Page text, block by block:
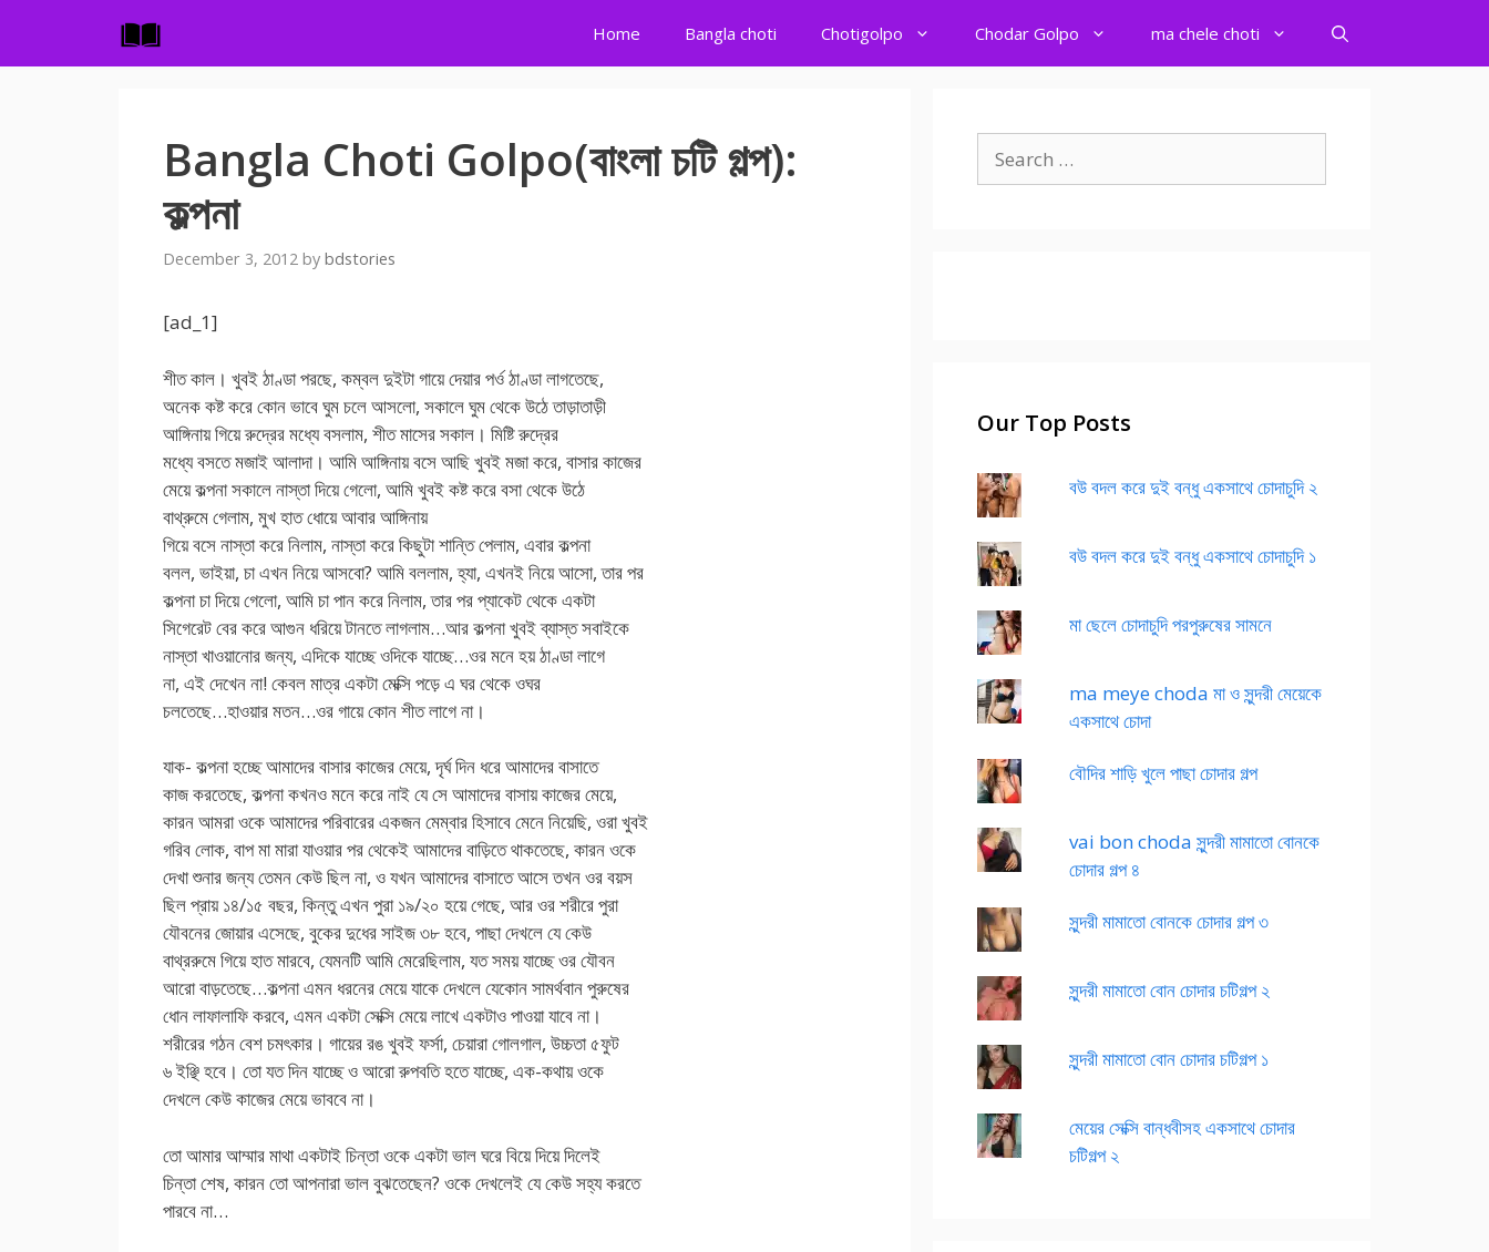
content
Home Bangla choti Chotigolpo Chodar Golpo ma chele choti
Bangla Choti Golpo(বাংলা চটি গল্প):
কল্পনা
December 3, 2012 by bdstories
[ad_1]
শীত কাল। খুবই ঠাণ্ডা পরছে, কম্বল দুইটা গায়ে দেয়ার পর্ও ঠাণ্ডা লাগতেছে,
অনেক কষ্ট করে কোন ভাবে ঘুম চলে আসলো, সকালে ঘুম থেকে উঠে তাড়াতাড়ী
আঙ্গিনায় গিয়ে রুদ্রের মধ্যে বসলাম, শীত মাসের সকাল। মিষ্টি রুদ্রের
মধ্যে বসতে মজাই আলাদা। আমি আঙ্গিনায় বসে আছি খুবই মজা করে, বাসার কাজের
মেয়ে কল্পনা সকালে নাস্তা দিয়ে গেলো, আমি খুবই কষ্ট করে বসা থেকে উঠে
বাথ্রুমে গেলাম, মুখ হাত ধোয়ে আবার আঙ্গিনায়
গিয়ে বসে নাস্তা করে নিলাম, নাস্তা করে কিছুটা শান্তি পেলাম, এবার কল্পনা
বলল, ভাইয়া, চা এখন নিয়ে আসবো? আমি বললাম, হ্যা, এখনই নিয়ে আসো, তার পর
কল্পনা চা দিয়ে গেলো, আমি চা পান করে নিলাম, তার পর প্যাকেট থেকে একটা
সিগেরেট বের করে আগুন ধরিয়ে টানতে লাগলাম…আর কল্পনা খুবই ব্যাস্ত সবাইকে
নাস্তা খাওয়ানোর জন্য, এদিকে যাচ্ছে ওদিকে যাচ্ছে…ওর মনে হয় ঠাণ্ডা লাগে
না, এই দেখেন না! কেবল মাত্র একটা মেক্সি পড়ে এ ঘর থেকে ওঘর
চলতেছে…হাওয়ার মতন…ওর গায়ে কোন শীত লাগে না।
যাক- কল্পনা হচ্ছে আমাদের বাসার কাজের মেয়ে, দৃর্ঘ দিন ধরে আমাদের বাসাতে
কাজ করতেছে, কল্পনা কখনও মনে করে নাই যে সে আমাদের বাসায় কাজের মেয়ে,
কারন আমরা ওকে আমাদের পরিবারের একজন মেম্বার হিসাবে মেনে নিয়েছি, ওরা খুবই
গরিব লোক, বাপ মা মারা যাওয়ার পর থেকেই আমাদের বাড়িতে থাকতেছে, কারন ওকে
দেখা শুনার জন্য তেমন কেউ ছিল না, ও যখন আমাদের বাসাতে আসে তখন ওর বয়স
ছিল প্রায় ১৪/১৫ বছর, কিন্তু এখন পুরা ১৯/২০ হয়ে গেছে, আর ওর শরীরে পুরা
যৌবনের জোয়ার এসেছে, বুকের দুধের সাইজ ৩৮ হবে, পাছা দেখলে যে কেউ
বাথ্ররুমে গিয়ে হাত মারবে, যেমনটি আমি মেরেছিলাম, যত সময় যাচ্ছে ওর যৌবন
আরো বাড়তেছে…কল্পনা এমন ধরনের মেয়ে যাকে দেখলে যেকোন সামর্থবান পুরুষের
ধোন লাফালাফি করবে, এমন একটা সেক্সি মেয়ে লাখে একটাও পাওয়া যাবে না।
শরীরের গঠন বেশ চমৎকার। গায়ের রঙ খুবই ফর্সা, চেয়ারা গোলগাল, উচ্চতা ৫ফুট
৬ ইঞ্ছি হবে। তো যত দিন যাচ্ছে ও আরো রুপবতি হতে যাচ্ছে, এক-কথায় ওকে
দেখলে কেউ কাজের মেয়ে ভাববে না।
তো আমার আম্মার মাথা একটাই চিন্তা ওকে একটা ভাল ঘরে বিয়ে দিয়ে দিলেই
চিন্তা শেষ, কারন তো আপনারা ভাল বুঝতেছেন? ওকে দেখলেই যে কেউ সহ্য করতে
পারবে না…
for:
Our Top Posts
বউ বদল করে দুই বন্ধু একসাথে চোদাচুদি ২
বউ বদল করে দুই বন্ধু একসাথে চোদাচুদি ১
মা ছেলে চোদাচুদি পরপুরুষের সামনে
ma meye choda মা ও সুন্দরী মেয়েকে
একসাথে চোদা
বৌদির শাড়ি খুলে পাছা চোদার গল্প
vai bon choda সুন্দরী মামাতো বোনকে
চোদার গল্প ৪
সুন্দরী মামাতো বোনকে চোদার গল্প ৩
সুন্দরী মামাতো বোন চোদার চটিগল্প ২
সুন্দরী মামাতো বোন চোদার চটিগল্প ১
মেয়ের সেক্সি বান্ধবীসহ একসাথে চোদার
চটিগল্প ২